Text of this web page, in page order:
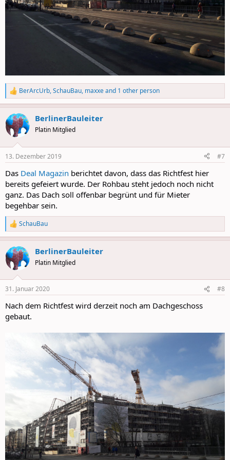
R
e
a
c
t
i
s
BerArcUrb,SchauBau, maxxeand 1 other person
BerlinerBauleiter
Platin Mitglied
13. Dezember 2019 #7
Das Deal Magazin berichtet davon, dass das Richtfest hier
bereits gefeiert wurde. Der Rohbau steht jedoch noch nicht
ganz. Das Dach soll offenbar begrünt und für Mieter
begehbar sein.
R
e
a
c
t
i
s
SchauBau
BerlinerBauleiter
Platin Mitglied
31. Januar 2020 #8
Nach dem Richtfest wird derzeit noch am Dachgeschoss
gebaut.